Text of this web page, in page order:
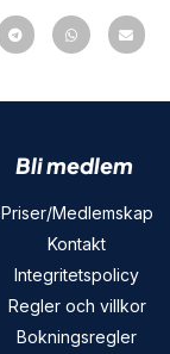
Bli medlem
Priser/Medlemskap
Kontakt
Integritetspolicy
Regler och villkor
Bokningsregler